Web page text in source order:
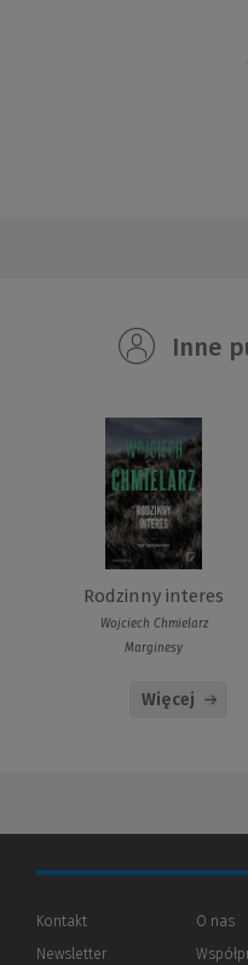
Inne
Rodzinny interes
Wojciech Chmielarz
Marginesy
Więcej
Kontakt
Newsletter
O nas